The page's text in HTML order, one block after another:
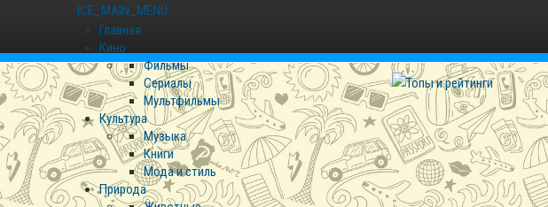
ICE_MAIN_MENU
Главная
Кино
Фильмы
Сериалы
Мультфильмы
Культура
Музыка
Книги
Мода и стиль
Природа